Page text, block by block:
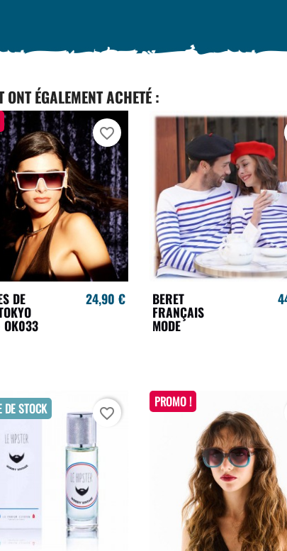
ÉGALEMENT ACHETÉ :
DE
OK033
24,90 €
favorite_border
BERET
FRANÇAIS
MODE
DE STOCK favorite_border
PROMO !